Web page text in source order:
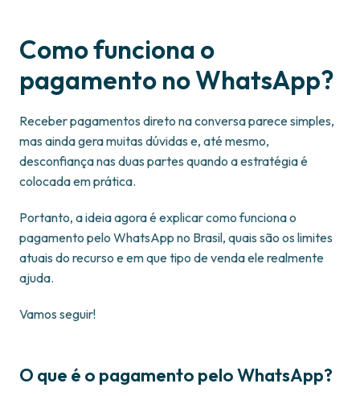
Como funciona o
pagamento no WhatsApp?
Receber pagamentos direto na conversa parece simples,
mas ainda gera muitas dúvidas e, até mesmo,
desconfiança nas duas partes quando a estratégia é
colocada em prática.
Portanto, a ideia agora é explicar como funciona o
pagamento pelo WhatsApp no Brasil, quais são os limites
atuais do recurso e em que tipo de venda ele realmente
ajuda.
Vamos seguir!
O que é o pagamento pelo WhatsApp?